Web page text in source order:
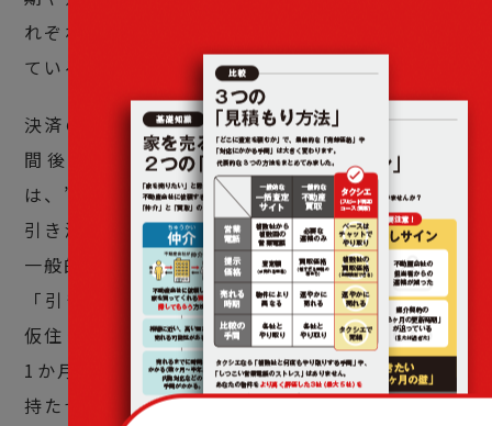
れぞれの状況に応じた買取プランで柔軟に対応し
ている。
決済のタイミング直前で、引き渡し予定日の３週
間後に引越しとなった住み替えのケースで
は、”オーダーメイド買取”の良さが際立った。
引き渡しは、所有権移転から約１週間というのが
一般的である。
「引き渡しから引越しまでの2週間はホテルでの
仮住まいとなってしまいますので、弊社ではあと
1か月、ご自宅で過ごされていいですよと猶予を
持たせていただきました。急遽のことではありま